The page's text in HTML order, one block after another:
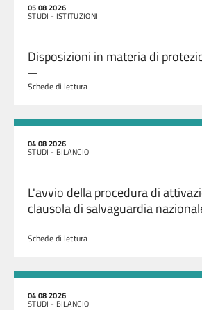
05 08 2026
STUDI - ISTITUZIONI
Disposizioni in materia di
—
Schede di lettura
04 08 2026
STUDI - BILANCIO
L'avvio della procedura di
clausola di salvaguardia
—
Schede di lettura
04 08 2026
STUDI - BILANCIO